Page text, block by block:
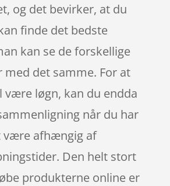
og det bevirker, at du
finde det bedste
kan se de forskellige
med det samme. For at
være løgn, kan du endda
når du har
være afhængig af
Den helt stort
produkterne online er